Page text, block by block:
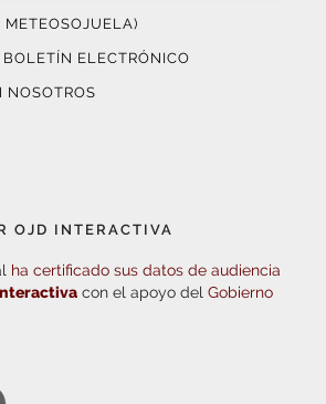
METEOSOJUELA)
ELECTRÓNICO
NOSOTROS
OJD INTERACTIVA
ha certificado sus datos de audiencia
con el apoyo del Gobierno